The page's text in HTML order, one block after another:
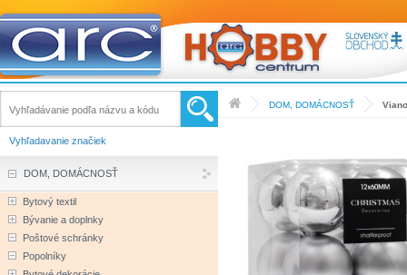
DOM, DOMÁCNOSŤ
Vyhľadavanie značiek
DOM, DOMÁCNOSŤ
Bytový textil
Bývanie a doplnky
Poštové schránky
Popolníky